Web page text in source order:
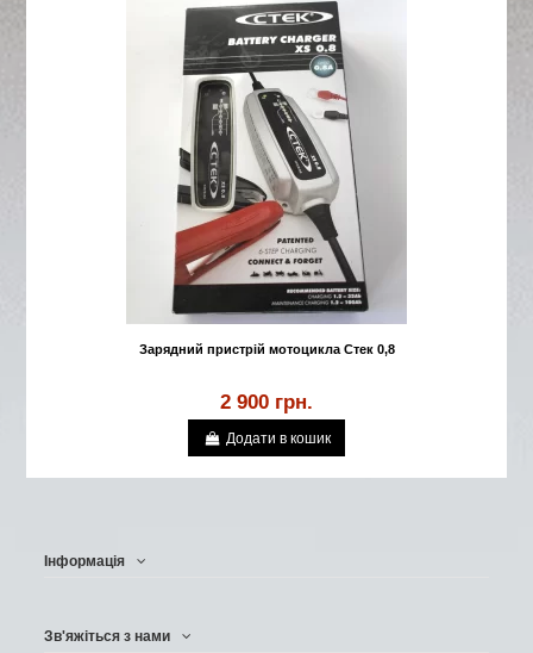
Зарядний пристрій мотоцикла Стек 0,8
2 900 грн.
Додати в кошик
Інформація
Зв'яжіться з нами